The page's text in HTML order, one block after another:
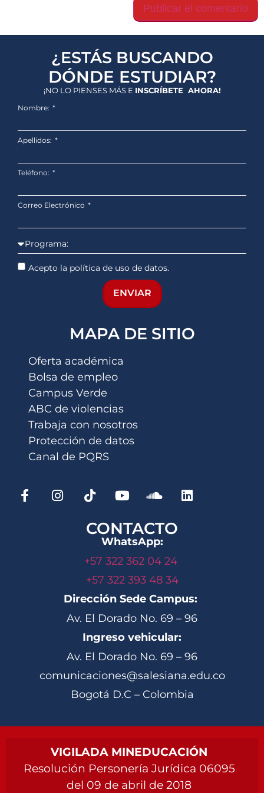
¿ESTÁS BUSCANDO
DÓNDE ESTUDIAR?
¡NO LO PIENSES MÁS E INSCRÍBETE AHORA!
Nombre:
Apellidos:
Teléfono:
Correo Electrónico
Acepto la política de uso de datos.
ENVIAR
MAPA DE SITIO
Oferta académica
Bolsa de empleo
Campus Verde
ABC de violencias
Trabaja con nosotros
Protección de datos
Canal de PQRS
CONTACTO
WhatsApp:
+57 322 362 04 24
+57 322 393 48 34
Dirección Sede Campus:
Av. El Dorado No. 69 – 96
Ingreso vehicular:
Av. El Dorado No. 69 – 96
comunicaciones@salesiana.edu.co
Bogotá D.C – Colombia
VIGILADA MINEDUCACIÓN
Resolución Personería Jurídica 06095
del 09 de abril de 2018